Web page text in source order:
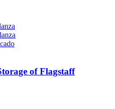
of Flagstaff